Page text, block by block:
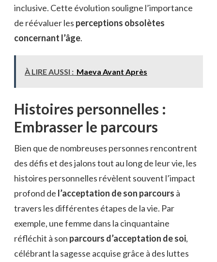
inclusive. Cette évolution souligne l’importance
de réévaluer les perceptions obsolètes
concernant l’âge.
À LIRE AUSSI : Maeva Avant Après
Histoires personnelles :
Embrasser le parcours
Bien que de nombreuses personnes rencontrent
des défis et des jalons tout au long de leur vie, les
histoires personnelles révèlent souvent l’impact
profond de l’acceptation de son parcours à
travers les différentes étapes de la vie. Par
exemple, une femme dans la cinquantaine
réfléchit à son parcours d’acceptation de soi,
célébrant la sagesse acquise grâce à des luttes